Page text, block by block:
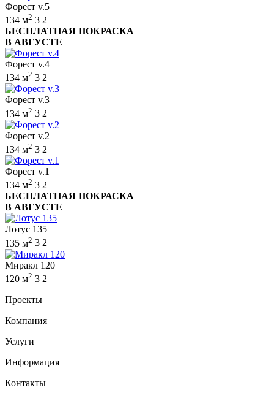
Форест v.5
134 м2 3 2
БЕСПЛАТНАЯ ПОКРАСКА
В АВГУСТЕ
Форест v.4
134 м2 3 2
Форест v.3
134 м2 3 2
Форест v.2
134 м2 3 2
Форест v.1
134 м2 3 2
БЕСПЛАТНАЯ ПОКРАСКА
В АВГУСТЕ
Лотус 135
135 м2 3 2
Миракл 120
120 м2 3 2
Проекты
Компания
Услуги
Информация
Контакты